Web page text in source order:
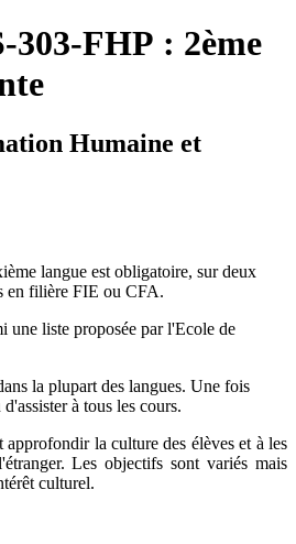
303-FHP : 2ème
Humaine et
langue est obligatoire, sur deux
en filière FIE ou CFA.
une liste proposée par l'Ecole de
la plupart des langues. Une fois
à tous les cours.
la culture des élèves et à les
Les objectifs sont variés mais
culturel.